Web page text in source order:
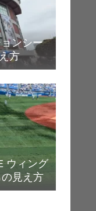
ンシー
方
ウィング
見え方